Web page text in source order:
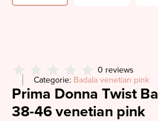
0 reviews
Categorie: Badala venetian pink
Prima Donna Twist
38-46 venetian pink